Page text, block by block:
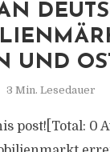
UND
3 Min. Lesedauer
post![Total: 0